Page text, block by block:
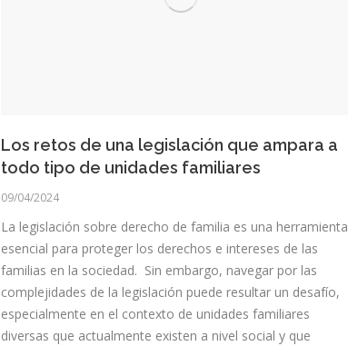
Los retos de una legislación que ampara a
todo tipo de unidades familiares
09/04/2024
La legislación sobre derecho de familia es una herramienta
esencial para proteger los derechos e intereses de las
familias en la sociedad. Sin embargo, navegar por las
complejidades de la legislación puede resultar un desafío,
especialmente en el contexto de unidades familiares
diversas que actualmente existen a nivel social y que